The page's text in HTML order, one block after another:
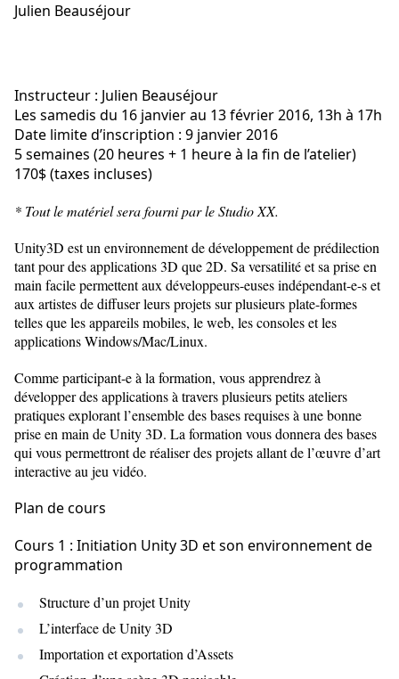
Julien Beauséjour
Instructeur : Julien Beauséjour
Les samedis du 16 janvier au 13 février 2016, 13h à 17h
Date limite d’inscription : 9 janvier 2016
5 semaines (20 heures + 1 heure à la fin de l’atelier)
170$ (taxes incluses)
* Tout le matériel sera fourni par le Studio XX.
Unity3D est un environnement de développement de prédilection
tant pour des applications 3D que 2D. Sa versatilité et sa prise en
main facile permettent aux développeurs-euses indépendant-e-s et
aux artistes de diffuser leurs projets sur plusieurs plate-formes
telles que les appareils mobiles, le web, les consoles et les
applications Windows/Mac/Linux.
Comme participant-e à la formation, vous apprendrez à
développer des applications à travers plusieurs petits ateliers
pratiques explorant l’ensemble des bases requises à une bonne
prise en main de Unity 3D. La formation vous donnera des bases
qui vous permettront de réaliser des projets allant de l’œuvre d’art
interactive au jeu vidéo.
Plan de cours
Cours 1 : Initiation Unity 3D et son environnement de
programmation
Structure d’un projet Unity
L’interface de Unity 3D
Importation et exportation d’Assets